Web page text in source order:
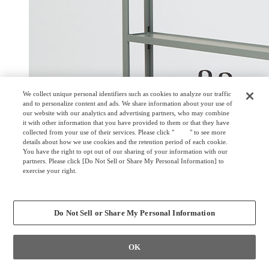
We collect unique personal identifiers such as cookies to analyze our traffic
and to personalize content and ads. We share information about your use of
our website with our analytics and advertising partners, who may combine
it with other information that you have provided to them or that they have
collected from your use of their services. Please click "
here" to see more
details about how we use cookies and the retention period of each cookie.
You have the right to opt out of our sharing of your information with our
partners. Please click [Do Not Sell or Share My Personal Information] to
exercise your right.
Do Not Sell or Share My Personal Information
OK